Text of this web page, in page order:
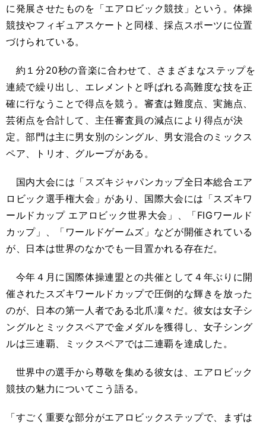
に発展させたものを「エアロビック競技」という。体操
競技やフィギュアスケートと同様、採点スポーツに位置
づけられている。
約１分20秒の音楽に合わせて、さまざまなステップを
連続で繰り出し、エレメントと呼ばれる高難度な技を正
確に行なうことで得点を競う。審査は難度点、実施点、
芸術点を合計して、主任審査員の減点により得点が決
定。部門は主に男女別のシングル、男女混合のミックス
ペア、トリオ、グループがある。
国内大会には「スズキジャパンカップ全日本総合エア
ロビック選手権大会」があり、国際大会には「スズキワ
ールドカップ エアロビック世界大会」、「FIGワールド
カップ」、「ワールドゲームズ」などが開催されている
が、日本は世界のなかでも一目置かれる存在だ。
今年４月に国際体操連盟との共催として４年ぶりに開
催されたスズキワールドカップで圧倒的な輝きを放った
のが、日本の第一人者である北爪凜々だ。彼女は女子シ
ングルとミックスペアで金メダルを獲得し、女子シング
ルは三連覇、ミックスペアでは二連覇を達成した。
世界中の選手から尊敬を集める彼女は、エアロビック
競技の魅力についてこう語る。
「すごく重要な部分がエアロビックステップで、まずは